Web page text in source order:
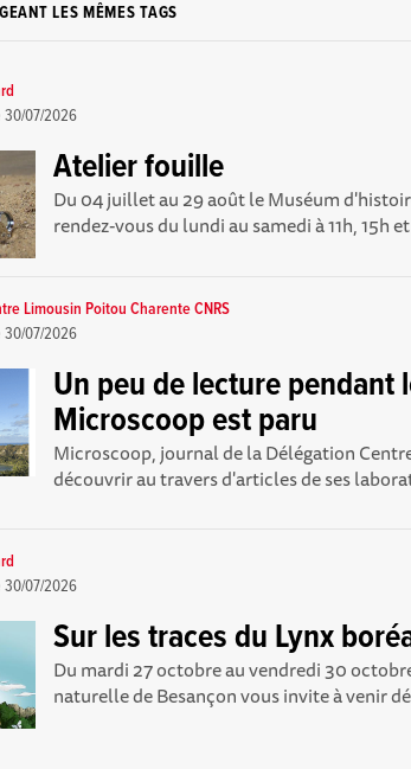
LES MÊMES TAGS
30/07/2026
Atelier fouille
Du 04 juillet au 29 août le Muséum
rendez-vous du lundi au samedi à 11h, 15h
Limousin Poitou Charente CNRS
30/07/2026
Un peu de lecture pendant
Microscoop est paru
Microscoop, journal de la Délégation
découvrir au travers d'articles de ses
30/07/2026
Sur les traces du Lynx
Du mardi 27 octobre au vendredi 30
naturelle de Besançon vous invite à venir